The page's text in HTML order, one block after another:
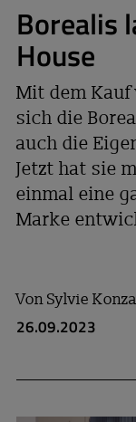
Borealis
House
Mit dem
sich die
auch die
Jetzt hat sie
einmal eine
Marke
VonSylvie
26.09.2023